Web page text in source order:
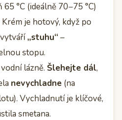
°C (ideálně 70−75 °C)
je hotový, když po
„stuhu“ –
stopu.
lázně. Šlehejte dál,
nevychladne (na
Vychladnutí je klíčové,
smetana.